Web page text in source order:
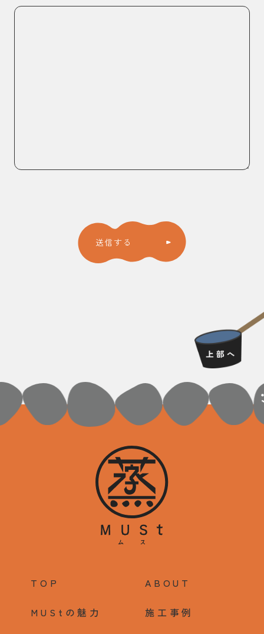
TOP ABOUT
MUStの魅力 施工事例